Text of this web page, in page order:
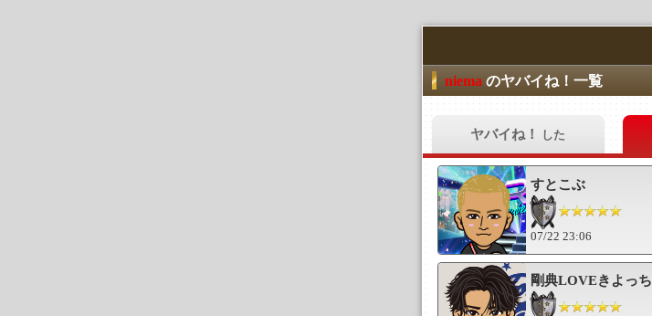
niema のヤバイね！一覧
ヤバイね！ した
すとこぶ
07/22 23:06
剛典LOVEきよっち